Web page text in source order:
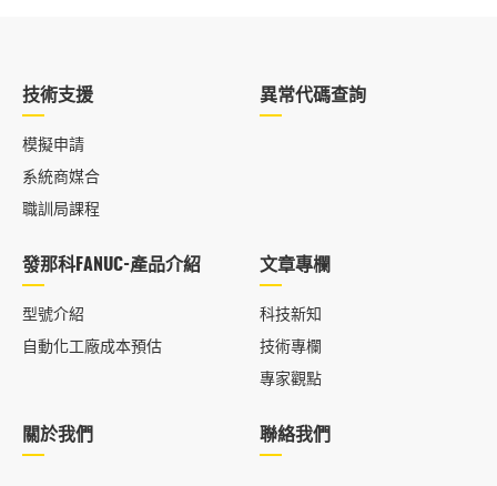
技術支援
模擬申請
系統商媒合
職訓局課程
異常代碼查詢
發那科FANUC-產品介紹
型號介紹
自動化工廠成本預估
文章專欄
科技新知
技術專欄
專家觀點
關於我們 聯絡我們